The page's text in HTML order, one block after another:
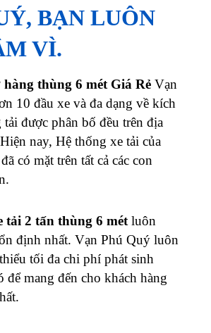
BẠN LUÔN
VÌ.
thùng 6 mét Giá Rẻ Vạn
10 đầu xe và đa dạng về kích
được phân bố đều trên địa
Hiện nay, Hệ thống xe tải của
đã có mặt trên tất cả các con
tải 2 tấn thùng 6 mét luôn
định nhất. Vạn Phú Quý luôn
tối đa chi phí phát sinh
để mang đến cho khách hàng